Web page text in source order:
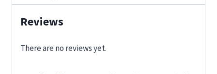
Reviews
There are no reviews yet.